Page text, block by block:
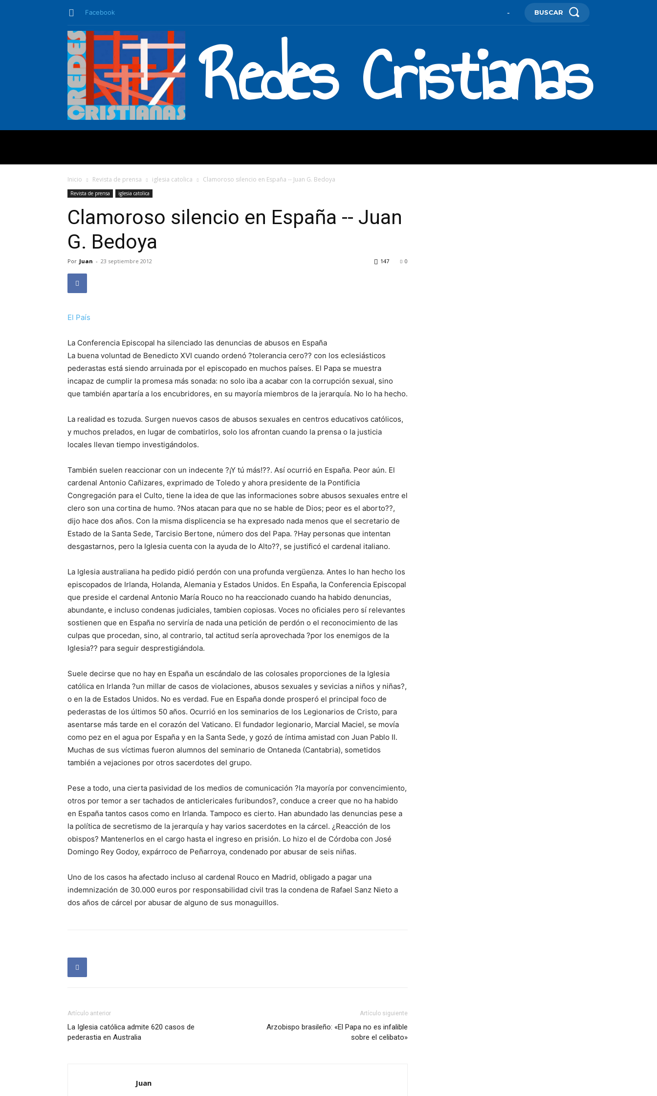
Facebook - BUSCAR
Redes Cristianas
Inicio Revista de prensa iglesia catolica Clamoroso silencio en España -- Juan G. Bedoya
Revista de prensa iglesia catolica
Clamoroso silencio en España -- Juan
G. Bedoya
Por Juan - 23 septiembre 2012 0
147
El País
La Conferencia Episcopal ha silenciado las denuncias de abusos en España
La buena voluntad de Benedicto XVI cuando ordenó ?tolerancia cero?? con los eclesiásticos
pederastas está siendo arruinada por el episcopado en muchos países. El Papa se muestra
incapaz de cumplir la promesa más sonada: no solo iba a acabar con la corrupción sexual, sino
que también apartaría a los encubridores, en su mayoría miembros de la jerarquía. No lo ha hecho.
La realidad es tozuda. Surgen nuevos casos de abusos sexuales en centros educativos católicos,
y muchos prelados, en lugar de combatirlos, solo los afrontan cuando la prensa o la justicia
locales llevan tiempo investigándolos.
También suelen reaccionar con un indecente ?¡Y tú más!??. Así ocurrió en España. Peor aún. El
cardenal Antonio Cañizares, exprimado de Toledo y ahora presidente de la Pontificia
Congregación para el Culto, tiene la idea de que las informaciones sobre abusos sexuales entre el
clero son una cortina de humo. ?Nos atacan para que no se hable de Dios; peor es el aborto??,
dijo hace dos años. Con la misma displicencia se ha expresado nada menos que el secretario de
Estado de la Santa Sede, Tarcisio Bertone, número dos del Papa. ?Hay personas que intentan
desgastarnos, pero la Iglesia cuenta con la ayuda de lo Alto??, se justificó el cardenal italiano.
La Iglesia australiana ha pedido pidió perdón con una profunda vergüenza. Antes lo han hecho los
episcopados de Irlanda, Holanda, Alemania y Estados Unidos. En España, la Conferencia Episcopal
que preside el cardenal Antonio María Rouco no ha reaccionado cuando ha habido denuncias,
abundante, e incluso condenas judiciales, tambien copiosas. Voces no oficiales pero sí relevantes
sostienen que en España no serviría de nada una petición de perdón o el reconocimiento de las
culpas que procedan, sino, al contrario, tal actitud sería aprovechada ?por los enemigos de la
Iglesia?? para seguir desprestigiándola.
Suele decirse que no hay en España un escándalo de las colosales proporciones de la Iglesia
católica en Irlanda ?un millar de casos de violaciones, abusos sexuales y sevicias a niños y niñas?,
o en la de Estados Unidos. No es verdad. Fue en España donde prosperó el principal foco de
pederastas de los últimos 50 años. Ocurrió en los seminarios de los Legionarios de Cristo, para
asentarse más tarde en el corazón del Vaticano. El fundador legionario, Marcial Maciel, se movía
como pez en el agua por España y en la Santa Sede, y gozó de íntima amistad con Juan Pablo II.
Muchas de sus víctimas fueron alumnos del seminario de Ontaneda (Cantabria), sometidos
también a vejaciones por otros sacerdotes del grupo.
Pese a todo, una cierta pasividad de los medios de comunicación ?la mayoría por convencimiento,
otros por temor a ser tachados de anticlericales furibundos?, conduce a creer que no ha habido
en España tantos casos como en Irlanda. Tampoco es cierto. Han abundado las denuncias pese a
la política de secretismo de la jerarquía y hay varios sacerdotes en la cárcel. ¿Reacción de los
obispos? Mantenerlos en el cargo hasta el ingreso en prisión. Lo hizo el de Córdoba con José
Domingo Rey Godoy, expárroco de Peñarroya, condenado por abusar de seis niñas.
Uno de los casos ha afectado incluso al cardenal Rouco en Madrid, obligado a pagar una
indemnización de 30.000 euros por responsabilidad civil tras la condena de Rafael Sanz Nieto a
dos años de cárcel por abusar de alguno de sus monaguillos.
Artículo anterior
La Iglesia católica admite 620 casos de
pederastia en Australia
Artículo siguiente
Arzobispo brasileño: «El Papa no es infalible
sobre el celibato»
Juan